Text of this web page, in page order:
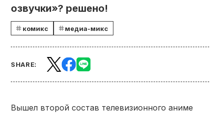
озвучки»? решено!
комикс медиа-микс
SHARE:
Вышел второй состав телевизионного аниме